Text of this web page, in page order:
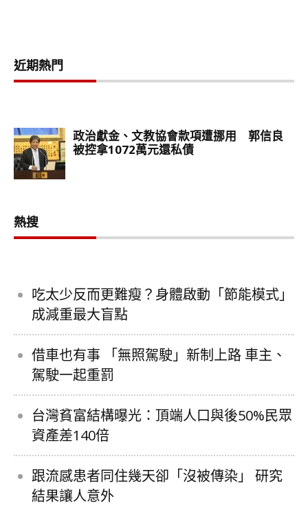
近期熱門
熱搜
吃太少反而更難瘦？身體啟動「節能模式」
成減重最大盲點
借車也有事 「無照駕駛」新制上路 車主、
駕駛一起重罰
台灣貧富結構曝光：頂端人口與後50%民眾
資產差140倍
跟流感患者同住幾天卻「沒被傳染」 研究
結果讓人意外